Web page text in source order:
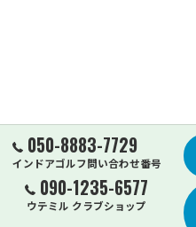
050-8883-7729
インドアゴルフ問い合わせ番号
090-1235-6577
ウテミル クラブショップ